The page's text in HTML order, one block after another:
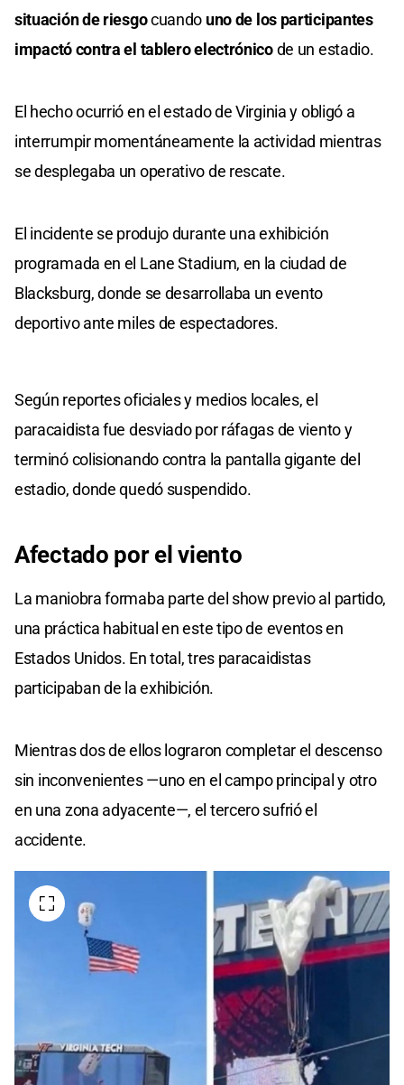
situación de riesgocuando uno de los participantes
impactó contra el tablero electrónicode un estadio.
El hecho ocurrió en el estado de Virginia y obligó a
interrumpir momentáneamente la actividad mientras
se desplegaba un operativo de rescate.
El incidente se produjo durante una exhibición
programada en el Lane Stadium, en la ciudad de
Blacksburg, donde se desarrollaba un evento
deportivo ante miles de espectadores.
Según reportes oficiales y medios locales, el
paracaidista fue desviado por ráfagas de viento y
terminó colisionando contra la pantalla gigante del
estadio, donde quedó suspendido.
Afectado por el viento
La maniobra formaba parte del show previo al partido,
una práctica habitual en este tipo de eventos en
Estados Unidos. En total, tres paracaidistas
participaban de la exhibición.
Mientras dos de ellos lograron completar el descenso
sin inconvenientes —uno en el campo principal y otro
en una zona adyacente—, el tercero sufrió el
accidente.